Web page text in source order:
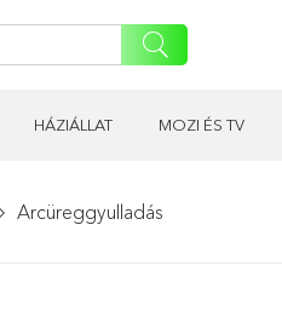
HÁZIÁLLAT MOZI ÉS TV
Arcüreggyulladás